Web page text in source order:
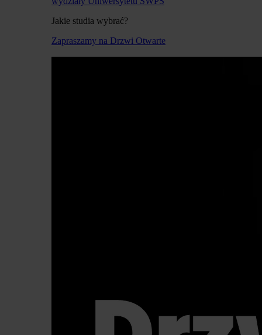
Jakie studia wybrać?
Zapraszamy na Drzwi Otwarte